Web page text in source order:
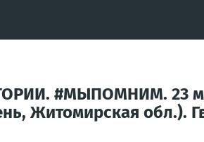
#МЫПОМНИМ. 23
Житомирская обл.).